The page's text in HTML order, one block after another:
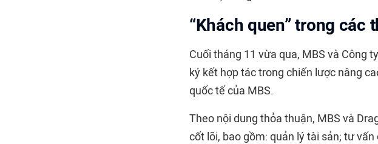
“Khách quen” trong các
Cuối tháng 11 vừa qua, MBS và Công
ký kết hợp tác trong chiến lược nâng
quốc tế của MBS.
Theo nội dung thỏa thuận, MBS và
cốt lõi, bao gồm: quản lý tài sản; tư